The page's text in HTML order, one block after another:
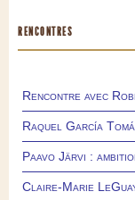
RENCONTRES
Rencontre avec
Raquel García
Paavo Järvi :
Claire-Marie